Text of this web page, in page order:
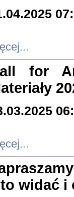
for
widać i